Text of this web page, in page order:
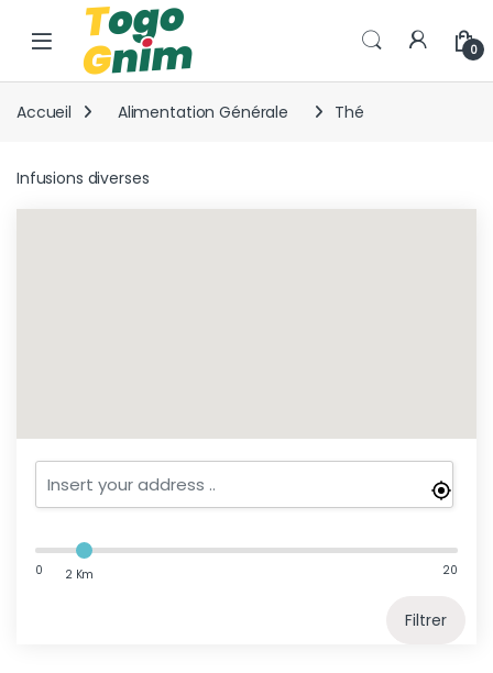
Skip to navigation
Skip to content
0
Accueil Alimentation Générale Thé
Infusions diverses
0 2 Km 20
Filtrer